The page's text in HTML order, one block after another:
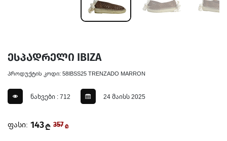
ესპადრელი IBIZA
პროდუქტის კოდი: 58IBSS25 TRENZADO MARRON
ნახვები : 712 24 მაისს 2025
ფასი: 143₾ 357 ₾